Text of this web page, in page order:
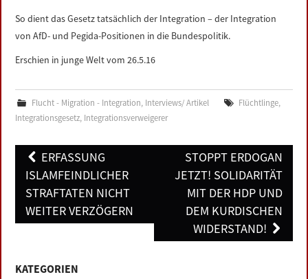
So dient das Gesetz tatsächlich der Integration – der Integration
von AfD- und Pegida-Positionen in die Bundespolitik.
Erschien in junge Welt vom 26.5.16
Flucht - Migration - Integration, Interviews/ Artikel Flüchtlinge,
Integrationsgesetz, Integrationsverweigerer
Post
navigation
ERFASSUNG
ISLAMFEINDLICHER
STRAFTATEN NICHT
WEITER VERZÖGERN
STOPPT ERDOGAN
JETZT! SOLIDARITÄT
MIT DER HDP UND
DEM KURDISCHEN
WIDERSTAND!
KATEGORIEN